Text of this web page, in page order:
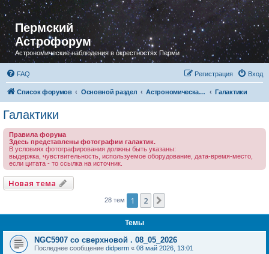
Пермский
Астрофорум
Астрономические наблюдения в окрестностях Перми
FAQ Вход
Регистрация
Список форумов Основной раздел Астрономическая фотография Галактики
Галактики
Правила форума
Здесь представлены фотографии галактик.
В условиях фотографирования должны быть указаны:
выдержка, чувствительность, используемое оборудование, дата-время-место,
если цитата - то ссылка на источник.
Новая тема
28 тем 1 2
Темы
NGC5907 со сверхновой . 08_05_2026
Последнее сообщение didperm « 08 май 2026, 13:01